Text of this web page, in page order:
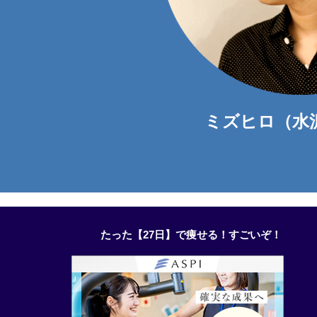
ミズヒロ（水
たった【27日】で痩せる！すごいぞ！